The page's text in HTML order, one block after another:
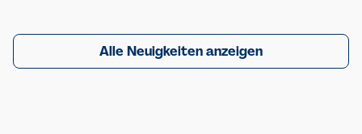
Alle Neuigkeiten anzeigen